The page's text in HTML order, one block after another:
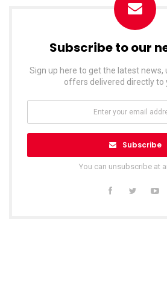
Subscribe to our
Sign up here to get the latest news,
offers delivered directly to
Subscribe
You can unsubscribe at